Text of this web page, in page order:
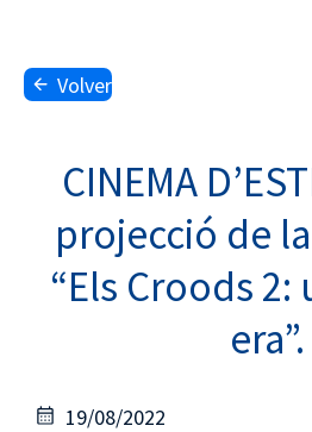
Volver
CINEMA
projecció de
“Els Croods 2:
era”.
19/08/2022